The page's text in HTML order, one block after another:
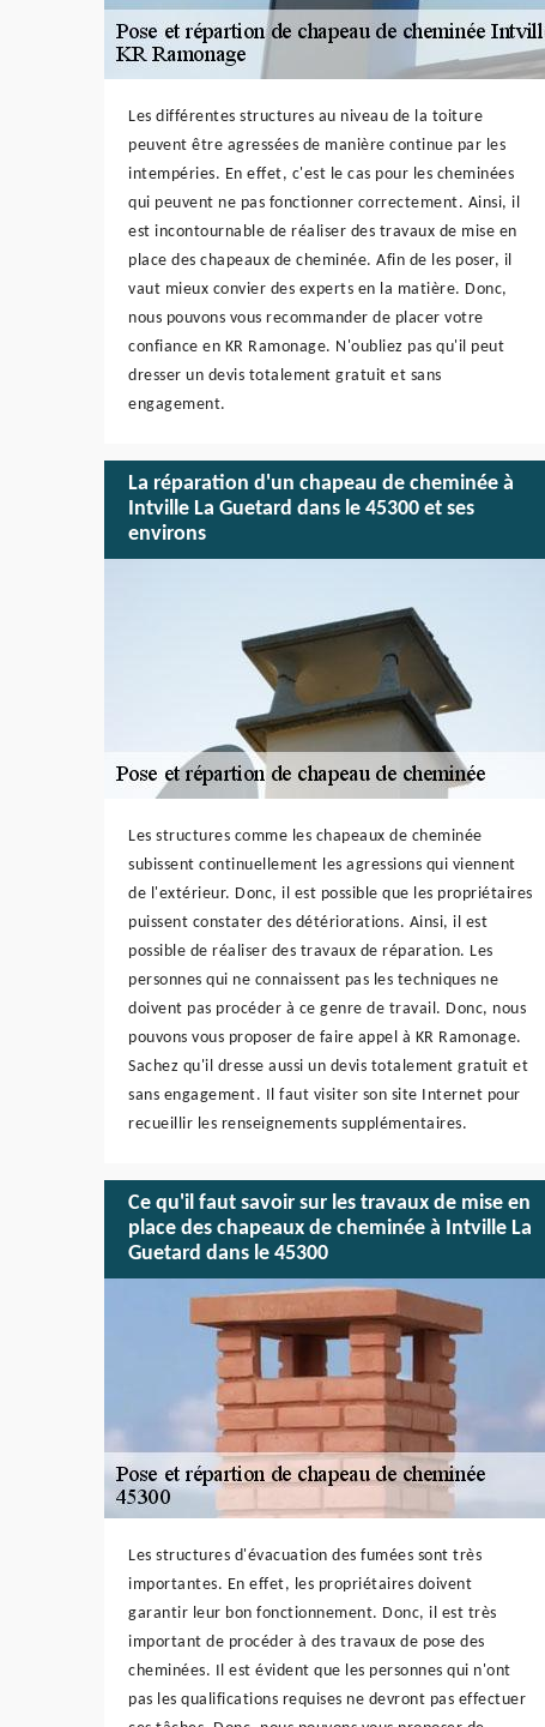
Les différentes structures au niveau de la toiture
peuvent être agressées de manière continue par les
intempéries. En effet, c'est le cas pour les cheminées
qui peuvent ne pas fonctionner correctement. Ainsi, il
est incontournable de réaliser des travaux de mise en
place des chapeaux de cheminée. Afin de les poser, il
vaut mieux convier des experts en la matière. Donc,
nous pouvons vous recommander de placer votre
confiance en KR Ramonage. N'oubliez pas qu'il peut
dresser un devis totalement gratuit et sans
engagement.
La réparation d'un chapeau de cheminée à
Intville La Guetard dans le 45300 et ses
environs
Les structures comme les chapeaux de cheminée
subissent continuellement les agressions qui viennent
de l'extérieur. Donc, il est possible que les propriétaires
puissent constater des détériorations. Ainsi, il est
possible de réaliser des travaux de réparation. Les
personnes qui ne connaissent pas les techniques ne
doivent pas procéder à ce genre de travail. Donc, nous
pouvons vous proposer de faire appel à KR Ramonage.
Sachez qu'il dresse aussi un devis totalement gratuit et
sans engagement. Il faut visiter son site Internet pour
recueillir les renseignements supplémentaires.
Ce qu'il faut savoir sur les travaux de mise en
place des chapeaux de cheminée à Intville La
Guetard dans le 45300
Les structures d'évacuation des fumées sont très
importantes. En effet, les propriétaires doivent
garantir leur bon fonctionnement. Donc, il est très
important de procéder à des travaux de pose des
cheminées. Il est évident que les personnes qui n'ont
pas les qualifications requises ne devront pas effectuer